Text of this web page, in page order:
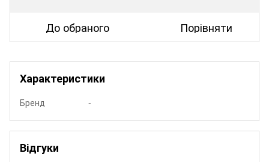
До обраного Порівняти
Характеристики
Бренд -
Відгуки